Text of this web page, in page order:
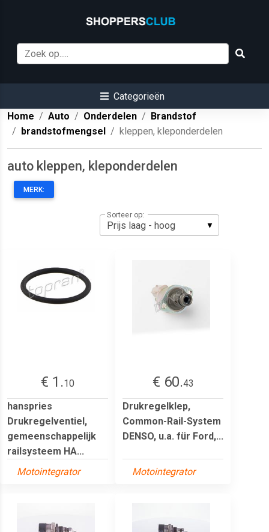
Categorieën
Home
Auto Onderdelen
Brandstof
brandstofmengsel
kleppen, kleponderdelen
auto kleppen, kleponderdelen
MERK:
Sorteer op:
€ 1.10
hanspries
Drukregelventiel,
gemeenschappelijk
railsysteem HA...
Motointegrator
€ 60.43
Drukregelklep,
Common-Rail-System
DENSO, u.a. für Ford,...
Motointegrator